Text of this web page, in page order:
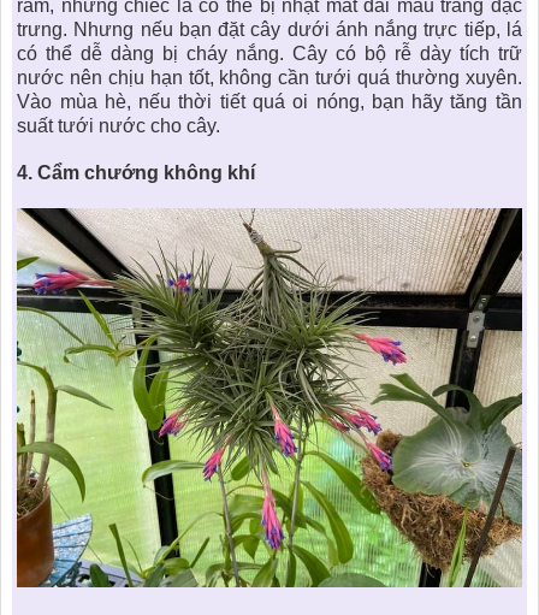
râm, những chiếc lá có thể bị nhạt mất dải màu trắng đặc
trưng. Nhưng nếu bạn đặt cây dưới ánh nắng trực tiếp, lá
có thể dễ dàng bị cháy nắng. Cây có bộ rễ dày tích trữ
nước nên chịu hạn tốt, không cần tưới quá thường xuyên.
Vào mùa hè, nếu thời tiết quá oi nóng, bạn hãy tăng tần
suất tưới nước cho cây.
4. Cẩm chướng không khí